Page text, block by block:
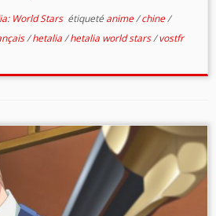
World Stars étiqueté anime/chine/
/hetalia/hetalia world stars/vostfr